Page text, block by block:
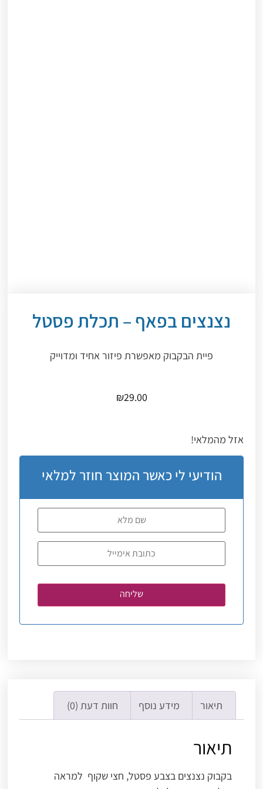
נצנצים בפאף – תכלת פסטל
פיית הבקבוק מאפשרת פיזור אחיד ומדוייק
₪29.00
אזל מהמלאי!
הודיעי לי כאשר המוצר חוזר למלאי
תיאור מידע נוסף חוות דעת (0)
תיאור
בקבוק נצנצים בצבע פסטל, חצי שקוף למראה